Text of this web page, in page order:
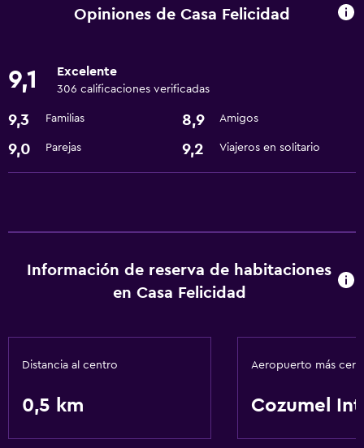
Secador de pelo
Lavandería
Lavandería
General
Espacio de almacenamiento
Salud y seguridad
Caja fuerte
Opiniones de Casa Felicidad
9,1 Excelente
306 calificaciones verificadas
9,3 Familias 8,9 Amigos
9,0 Parejas 9,2 Viajeros en solitario
Información de reserva de habitaciones
en Casa Felicidad
Distancia al centro
0,5 km
Aeropuerto más
Cozumel